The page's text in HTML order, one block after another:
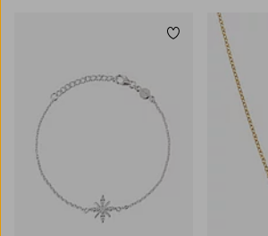
Lägg till i